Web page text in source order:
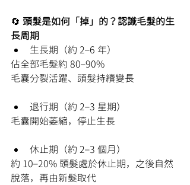
🔄 頭髮是如何「掉」的？認識毛髮的生
長周期
生長期（約 2–6 年）
佔全部毛髮約 80–90%
毛囊分裂活躍、頭髮持續變長
退行期（約 2–3 星期）
毛囊開始萎縮，停止生長
休止期（約 2–3 個月）
約 10–20% 頭髮處於休止期，之後自然
脫落，再由新髮取代